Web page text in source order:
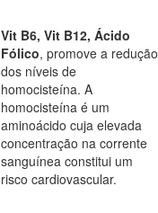
Vit B6, Vit B12, Ácido
Fólico, promove a redução
dos níveis de
homocisteína. A
homocisteína é um
aminoácido cuja elevada
concentração na corrente
sanguínea constitui um
risco cardiovascular.